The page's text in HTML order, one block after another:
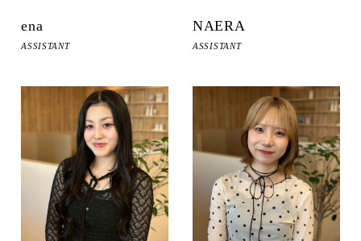
ena
ASSISTANT
NAERA
ASSISTANT